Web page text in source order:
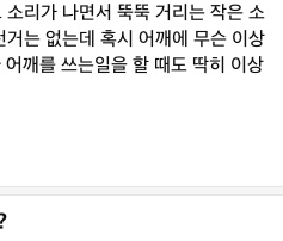
리가 나면서 뚝뚝 거리는 작은 소
는 없는데 혹시 어깨에 무슨 이상
깨를 쓰는일을 할 때도 딱히 이상